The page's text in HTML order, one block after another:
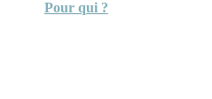
Pour qui ?